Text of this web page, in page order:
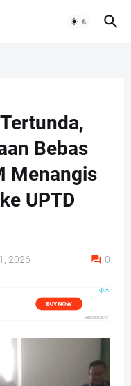
Bebas
Menangis
UPTD
2026 0